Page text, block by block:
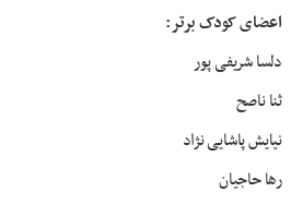
اعضای کودک برتر:
دلسا شریفی پور
ثنا ناصح
نیایش پاشایی نژاد
رها حاجیان